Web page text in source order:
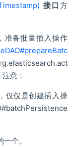
接口 方
准备批量插入操作
意：
仅仅是创建插入操
个。